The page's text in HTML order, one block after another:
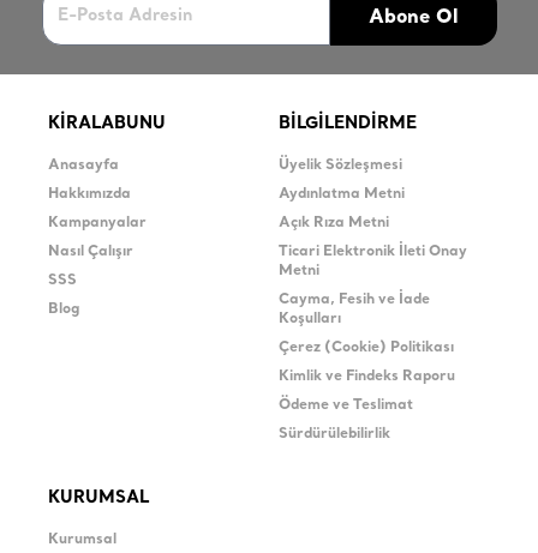
Abone Ol
KİRALABUNU
Anasayfa
Hakkımızda
Kampanyalar
Nasıl Çalışır
SSS
Blog
BİLGİLENDİRME
Üyelik Sözleşmesi
Aydınlatma Metni
Açık Rıza Metni
Ticari Elektronik İleti Onay
Metni
Cayma, Fesih ve İade
Koşulları
Çerez (Cookie) Politikası
Kimlik ve Findeks Raporu
Ödeme ve Teslimat
Sürdürülebilirlik
KURUMSAL
Kurumsal